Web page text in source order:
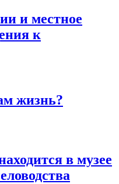
и местное
к
жизнь?
в музее